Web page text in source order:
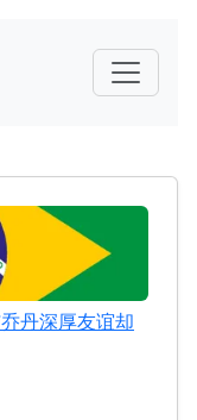
丹深厚友谊却